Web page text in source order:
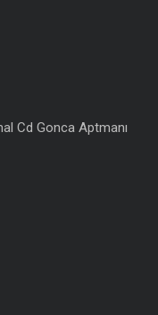
Cd Gonca Aptmanı